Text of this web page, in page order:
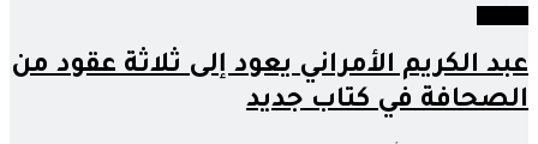
عبد الكريم الأمراني يعود إلى ثلاثة عقود من
الصحافة في كتاب جديد